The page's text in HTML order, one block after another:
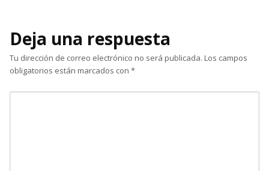
Deja una respuesta
Tu dirección de correo electrónico no será publicada. Los campos
obligatorios están marcados con *